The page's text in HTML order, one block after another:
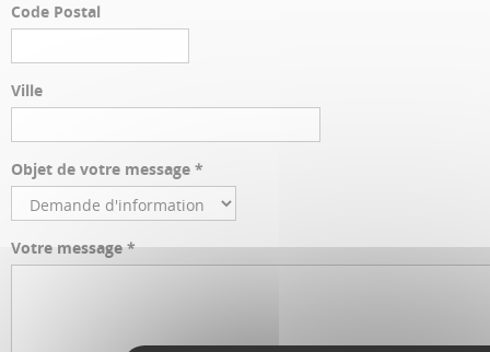
Code Postal
Ville
Objet de votre message *
Votre message *